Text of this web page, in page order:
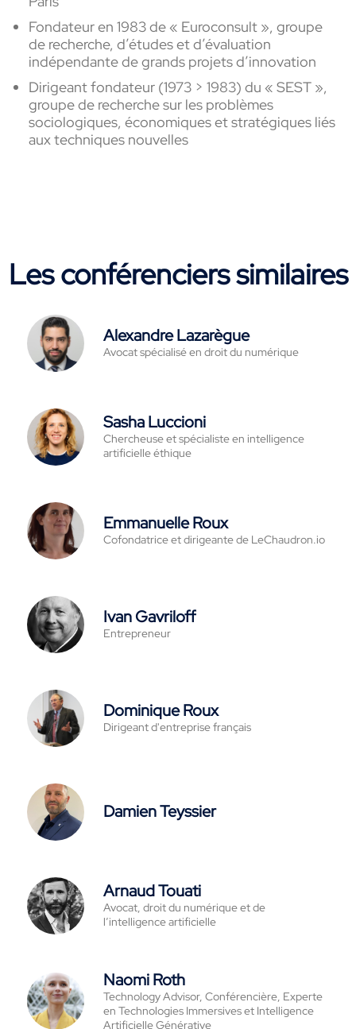
Fondateur en 1983 de « Euroconsult », groupe
de recherche, d’études et d’évaluation
indépendante de grands projets d’innovation
Dirigeant fondateur (1973 > 1983) du « SEST »,
groupe de recherche sur les problèmes
sociologiques, économiques et stratégiques liés
aux techniques nouvelles
Les conférenciers similaires
Alexandre Lazarègue
Avocat spécialisé en droit du numérique
Sasha Luccioni
Chercheuse et spécialiste en intelligence
artificielle éthique
Emmanuelle Roux
Cofondatrice et dirigeante de LeChaudron.io
Ivan Gavriloff
Entrepreneur
Dominique Roux
Dirigeant d'entreprise français
Damien Teyssier
Arnaud Touati
Avocat, droit du numérique et de
l’intelligence artificielle
Naomi Roth
Technology Advisor, Conférencière, Experte
en Technologies Immersives et Intelligence
Artificielle Générative